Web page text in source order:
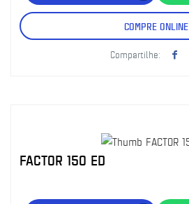
COMPRE ONLINE
Compartilhe:
FACTOR 150 ED